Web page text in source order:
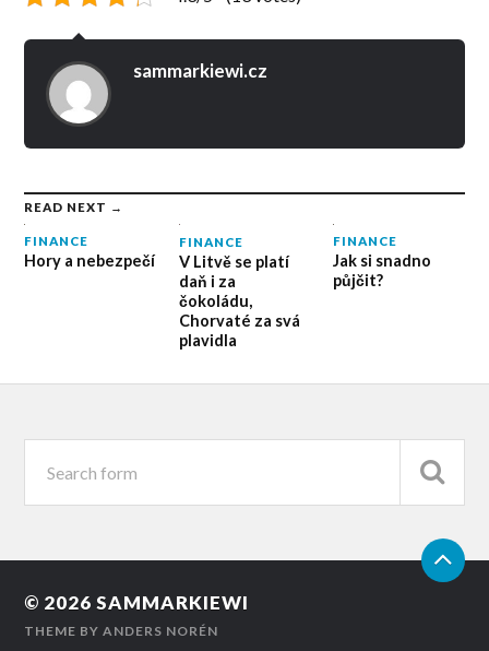
sammarkiewi.cz
READ NEXT →
FINANCE
Hory a nebezpečí
FINANCE
V Litvě se platí
daň i za
čokoládu,
Chorvaté za svá
plavidla
FINANCE
Jak si snadno
půjčit?
© 2026SAMMARKIEWI
THEME BYANDERS NORÉN